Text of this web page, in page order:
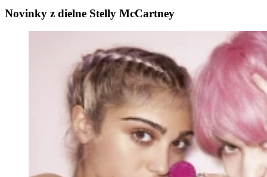
Novinky z dielne Stelly McCartney